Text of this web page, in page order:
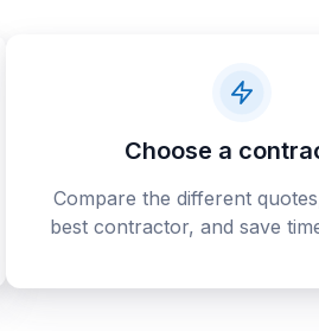
Choose a
Compare the different
best contractor, and save